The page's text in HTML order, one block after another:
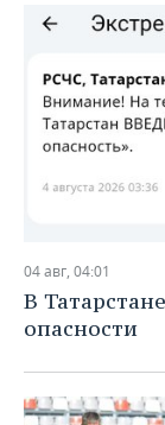
04 авг, 04:01
В
опасности